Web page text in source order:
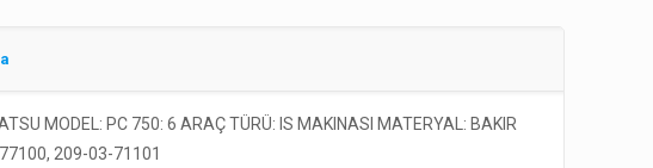
MODEL: PC 750: 6 ARAÇ TÜRÜ: IS MAKINASI MATERYAL: BAKIR
209-03-71101